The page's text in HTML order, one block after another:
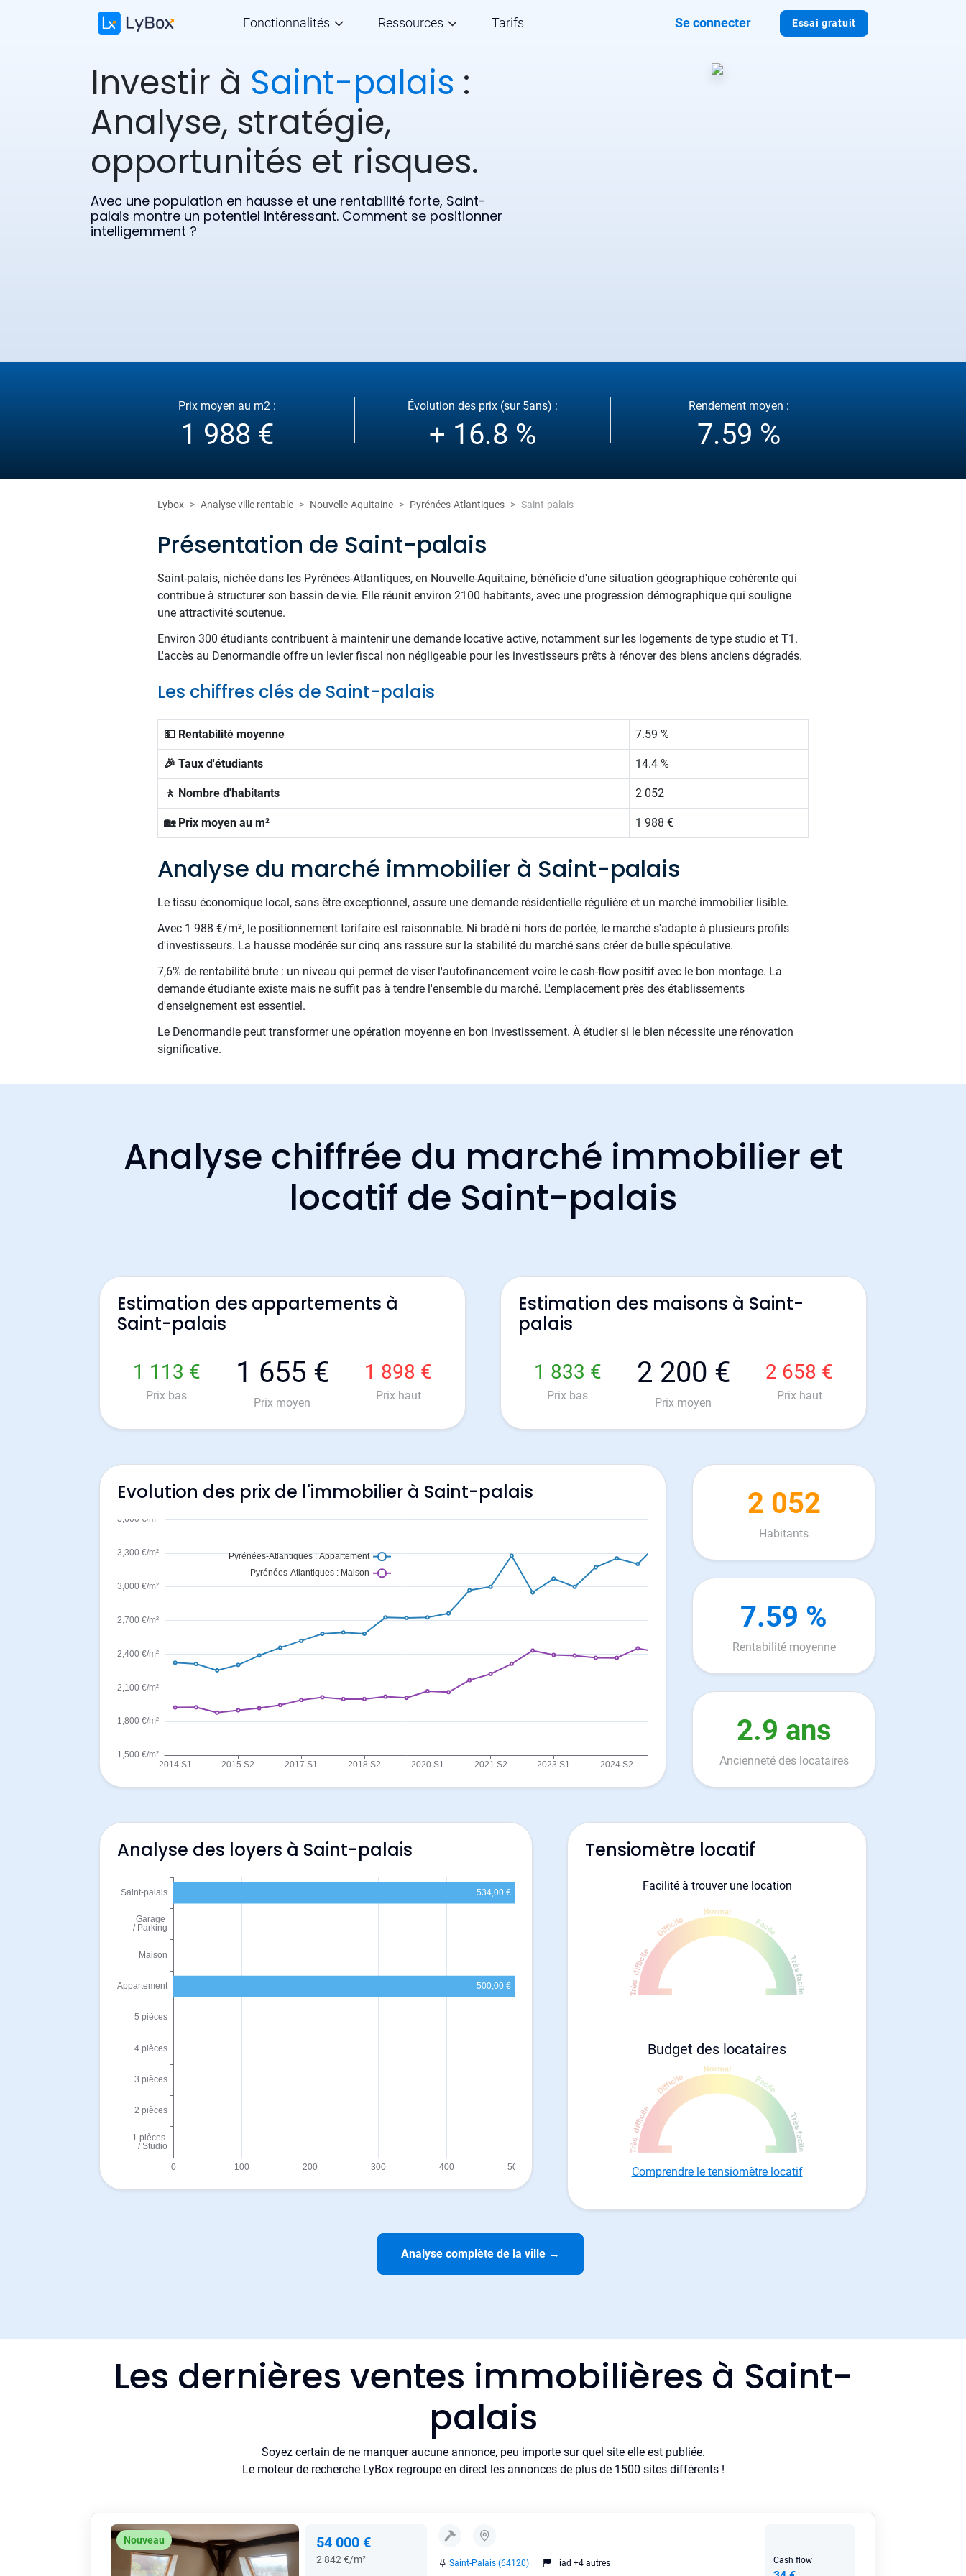
Essai gratuit
Fonctionnalités Ressources Tarifs Se connecter
Investir à Saint-palais :
Analyse, stratégie,
opportunités et risques.
Avec une population en hausse et une rentabilité forte, Saint-
palais montre un potentiel intéressant. Comment se positionner
intelligemment ?
Prix moyen au m2 :
1 988 €
Évolution des prix (sur 5ans) :
+ 16.8 %
Rendement moyen :
7.59 %
Lybox Analyse ville rentable Nouvelle-Aquitaine Pyrénées-Atlantiques Saint-palais
Présentation de Saint-palais
Saint-palais, nichée dans les Pyrénées-Atlantiques, en Nouvelle-Aquitaine, bénéficie d'une situation géographique cohérente qui
contribue à structurer son bassin de vie. Elle réunit environ 2100 habitants, avec une progression démographique qui souligne
une attractivité soutenue.
Environ 300 étudiants contribuent à maintenir une demande locative active, notamment sur les logements de type studio et T1.
L'accès au Denormandie offre un levier fiscal non négligeable pour les investisseurs prêts à rénover des biens anciens dégradés.
Les chiffres clés de Saint-palais
💵 Rentabilité moyenne 7.59 %
🎉 Taux d'étudiants 14.4 %
🚶 Nombre d'habitants 2 052
🏡 Prix moyen au m² 1 988 €
Analyse du marché immobilier à Saint-palais
Le tissu économique local, sans être exceptionnel, assure une demande résidentielle régulière et un marché immobilier lisible.
Avec 1 988 €/m², le positionnement tarifaire est raisonnable. Ni bradé ni hors de portée, le marché s'adapte à plusieurs profils
d'investisseurs. La hausse modérée sur cinq ans rassure sur la stabilité du marché sans créer de bulle spéculative.
7,6% de rentabilité brute : un niveau qui permet de viser l'autofinancement voire le cash-flow positif avec le bon montage. La
demande étudiante existe mais ne suffit pas à tendre l'ensemble du marché. L'emplacement près des établissements
d'enseignement est essentiel.
Le Denormandie peut transformer une opération moyenne en bon investissement. À étudier si le bien nécessite une rénovation
significative.
Analyse chiffrée du marché immobilier et
locatif de Saint-palais
Estimation des appartements à
Saint-palais
1 113 €
Prix bas
1 655 €
Prix moyen
1 898 €
Prix haut
Estimation des maisons à Saint-
palais
1 833 €
Prix bas
2 200 €
Prix moyen
2 658 €
Prix haut
Evolution des prix de l'immobilier à Saint-palais 2 052
Habitants
7.59 %
Rentabilité moyenne
2.9 ans
Ancienneté des locataires
Analyse des loyers à Saint-palais Tensiomètre locatif
Facilité à trouver une location
Budget des locataires
Comprendre le tensiomètre locatif
Analyse complète de la ville →
Les dernières ventes immobilières à Saint-
palais
Soyez certain de ne manquer aucune annonce, peu importe sur quel site elle est publiée.
Le moteur de recherche LyBox regroupe en direct les annonces de plus de 1500 sites différents !
Nouveau 54 000 €
2 842 €/m² Saint-Palais (64120) iad +4 autres Cash flow